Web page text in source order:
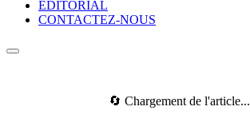
ÉDITORIAL
CONTACTEZ-NOUS
🔄 Chargement de l'article...